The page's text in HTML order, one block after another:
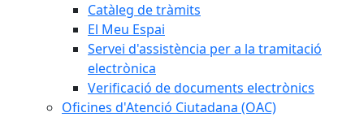
Catàleg de tràmits
El Meu Espai
Servei d'assistència per a la tramitació
electrònica
Verificació de documents electrònics
Oficines d'Atenció Ciutadana (OAC)